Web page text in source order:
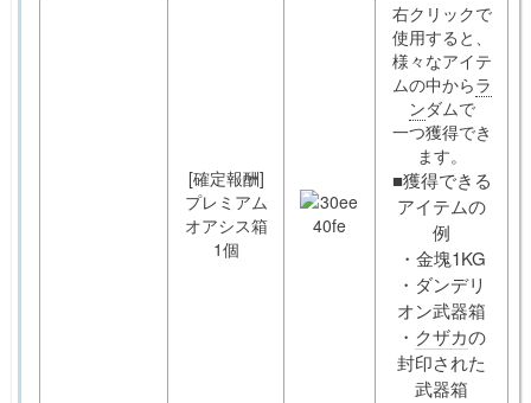
[確定報酬]
プレミアム
オアシス箱
1個
右クリックで
使用すると、
様々なアイテ
ムの中からラ
ンダムで
一つ獲得でき
ます。
■獲得できる
アイテムの
例
・金塊1KG
・ダンデリ
オン武器箱
・ クザカの
封印された
武器箱